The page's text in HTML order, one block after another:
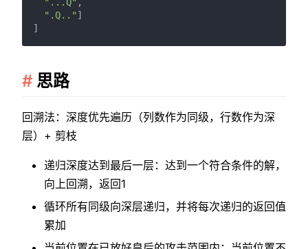
".Q.." ]
思路
回溯法：深度优先遍历（列数作为同级，行数作为深
层）+ 剪枝
递归深度达到最后一层：达到一个符合条件的解，
向上回溯，返回1
循环所有同级向深层递归，并将每次递归的返回值
累加